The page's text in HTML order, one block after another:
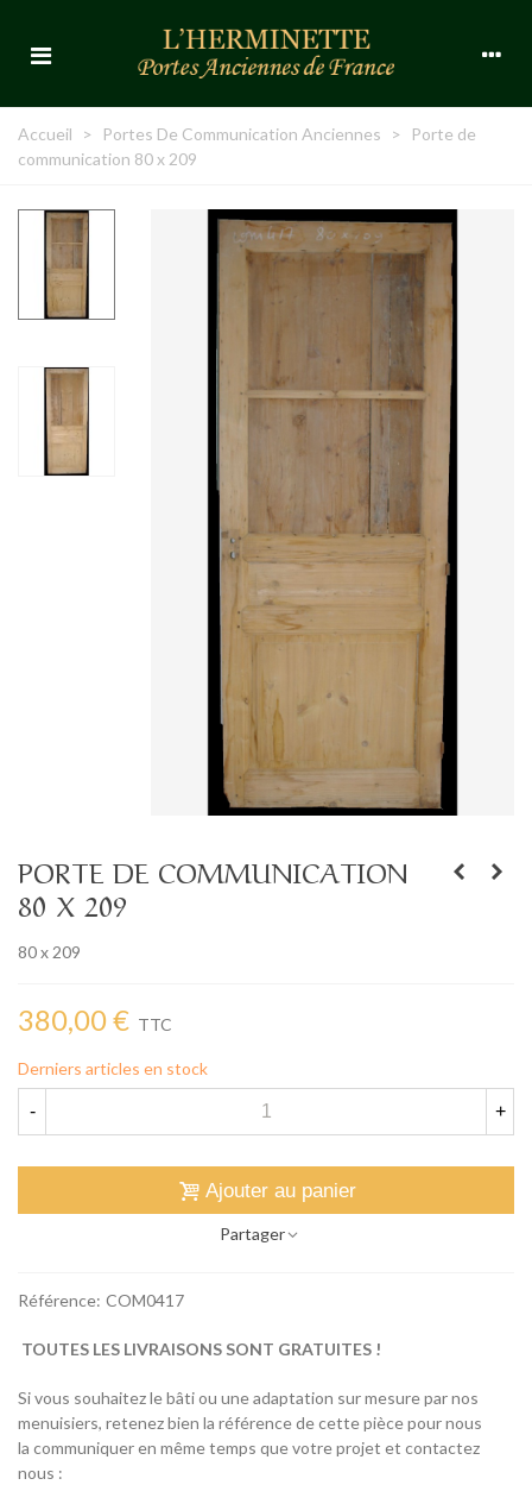
Accueil > Portes De Communication Anciennes >
Porte de
communication 80 x 209
PORTE DE COMMUNICATION
80 X 209
80 x 209
380,00 € TTC
Derniers articles en stock
- +
Ajouter au panier
Partager
Référence: COM0417
TOUTES LES LIVRAISONS SONT GRATUITES !
Si vous souhaitez le bâti ou une adaptation sur mesure par nos
menuisiers, retenez bien la référence de cette pièce pour nous
la communiquer en même temps que votre projet et contactez
nous :